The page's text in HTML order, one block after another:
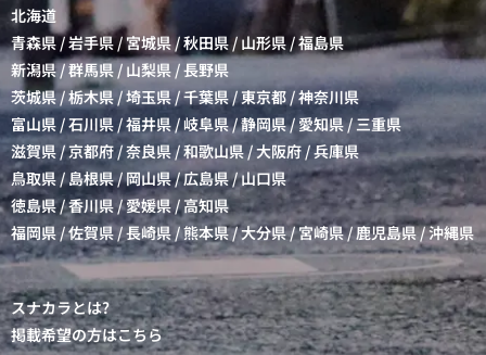
北海道
青森県/岩手県/宮城県/秋田県 / 山形県/福島県
新潟県/群馬県 / 山梨県 /長野県
茨城県 /栃木県/埼玉県/千葉県/東京都 /神奈川県
富山県 /石川県 /福井県/岐阜県/静岡県/愛知県/三重県
滋賀県/京都府/奈良県 /和歌山県/大阪府 /兵庫県
鳥取県 / 島根県/岡山県/広島県/山口県
徳島県/香川県/愛媛県 /高知県
福岡県 /佐賀県 /長崎県/熊本県/大分県/宮崎県/鹿児島県/沖縄県
スナカラとは?
掲載希望の方はこちら